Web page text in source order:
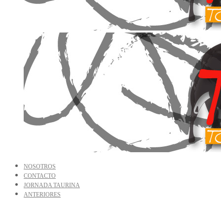
NOSOTROS
CONTACTO
JORNADA TAURINA
ANTERIORES